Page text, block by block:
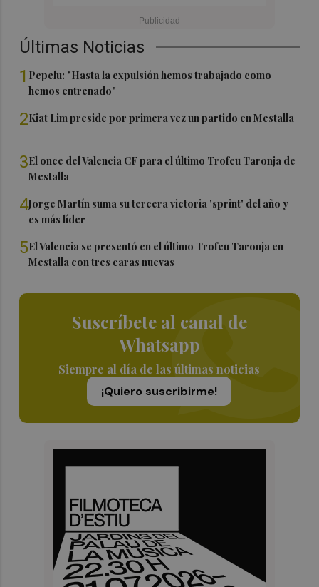
Últimas Noticias
1 Pepelu: "Hasta la expulsión hemos trabajado como
hemos entrenado"
2Kiat Lim preside por primera vez un partido en Mestalla
3El once del Valencia CF para el último Trofeu Taronja de
Mestalla
4Jorge Martín suma su tercera victoria 'sprint' del año y
es más líder
5El Valencia se presentó en el último Trofeu Taronja en
Mestalla con tres caras nuevas
Suscríbete al canal de
Whatsapp
Siempre al día de las últimas noticias
¡Quiero suscribirme!